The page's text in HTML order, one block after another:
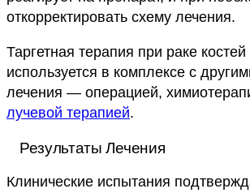
откорректировать схему лечения.
Таргетная терапия при раке костей
используется в комплексе с
лечения — операцией,
лучевой терапией.
Результаты Лечения
Клинические испытания